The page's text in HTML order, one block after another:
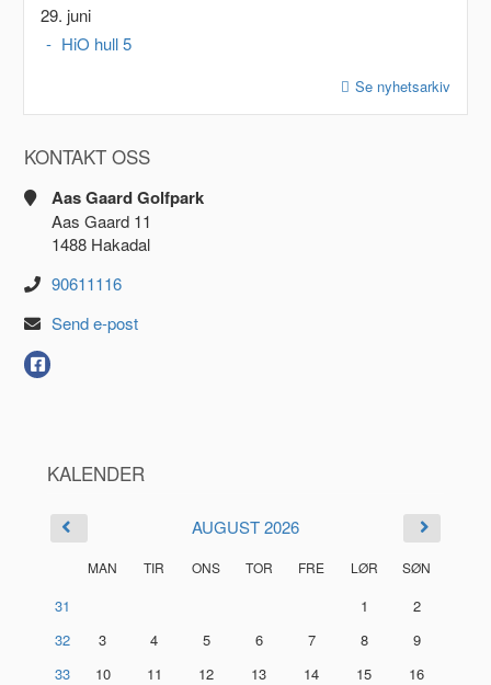
29. juni
HiO hull 5
Se nyhetsarkiv
KONTAKT OSS
Aas Gaard Golfpark
Aas Gaard 11
1488 Hakadal
90611116
Send e-post
KALENDER
AUGUST 2026
MAN TIR ONS TOR FRE LØR SØN
31 1
2
32
3 4 5 6 7 8
9
33
10 11 12 13 14 15
16